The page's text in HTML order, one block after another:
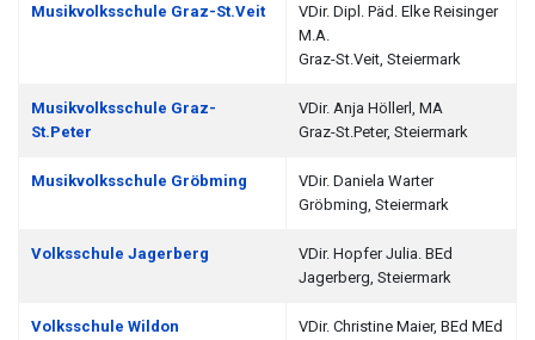
Musikvolksschule Graz-St.Veit
VDir. Dipl. Päd. Elke Reisinger
M.A.
Graz-St.Veit, Steiermark
Musikvolksschule Graz-
St.Peter
VDir. Anja Höllerl, MA
Graz-St.Peter, Steiermark
Musikvolksschule Gröbming
VDir. Daniela Warter
Gröbming, Steiermark
Volksschule Jagerberg
VDir. Hopfer Julia. BEd
Jagerberg, Steiermark
Volksschule Wildon
VDir. Christine Maier, BEd MEd